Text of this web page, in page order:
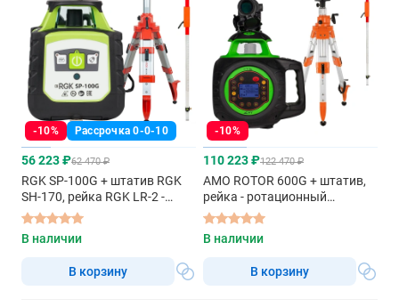
-10% Рассрочка 0-0-10
56 223 ₽62 470 ₽
RGK SP-100G + штатив RGK
SH-170, рейка RGK LR-2 -
ротационный нивелир с
зелёным лучом
В наличии
В корзину
-10%
110 223 ₽122 470 ₽
AMO ROTOR 600G + штатив,
рейка - ротационный
нивелир с зеленым лучом
В наличии
В корзину